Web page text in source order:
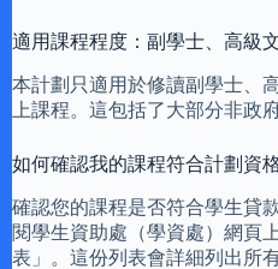
適用課程程度：副學士、高級
本計劃只適用於修讀副學士、
上課程。這包括了大部分非政
如何確認我的課程符合計劃資
確認您的課程是否符合學生貸
閱學生資助處（學資處）網頁
表」。這份列表會詳細列出所